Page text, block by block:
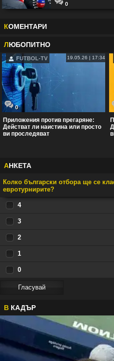
0
КОМЕНТАРИ
ЛЮБОПИТНО
FUTBOL-TV 19.05.26 | 17:34
0
Приложения против прегаряне:
Действат ли наистина или просто
ви проследяват
АНКЕТА
Колко български отбора ще се
евротурнирите?
4
3
2
1
0
В КАДЪР